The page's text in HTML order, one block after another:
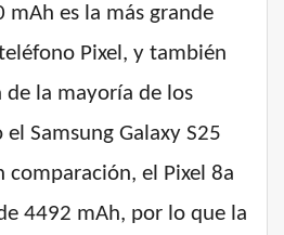
mAh es la más grande
Pixel, y también
de la mayoría de los
Samsung Galaxy S25
comparación, el Pixel 8a
4492 mAh, por lo que la